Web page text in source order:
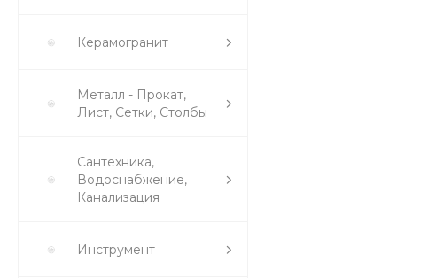
Керамогранит
Металл - Прокат,
Лист, Сетки, Столбы
Сантехника,
Водоснабжение,
Канализация
Инструмент